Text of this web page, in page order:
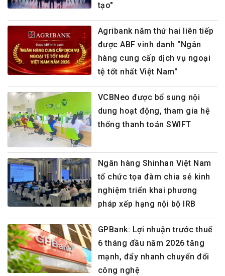
tạo"
Agribank năm thứ hai liên tiếp
được ABF vinh danh "Ngân
hàng cung cấp dịch vụ ngoại
tệ tốt nhất Việt Nam"
VCBNeo được bổ sung nội
dung hoạt động, tham gia hệ
thống thanh toán SWIFT
Ngân hàng Shinhan Việt Nam
tổ chức tọa đàm chia sẻ kinh
nghiệm triển khai phương
pháp xếp hạng nội bộ IRB
GPBank: Lợi nhuận trước thuế
6 tháng đầu năm 2026 tăng
mạnh, đẩy nhanh chuyển đổi
công nghệ